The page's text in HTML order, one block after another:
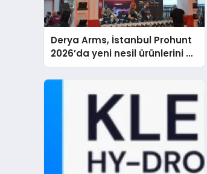
Derya Arms, İstanbul Prohunt
2026’da yeni nesil ürünlerini ve
global marka vizyonunu
sergiledi